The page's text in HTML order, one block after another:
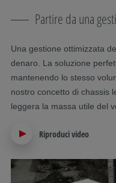
Partire da una
Una gestione ottimizzata
denaro. La soluzione
mantenendo lo stesso
nostro concetto di chassis
leggera la massa utile del
Riproduci video